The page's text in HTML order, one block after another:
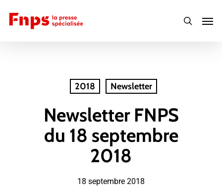
main
search
2018 Newsletter
Newsletter FNPS
du 18 septembre
2018
18 septembre 2018